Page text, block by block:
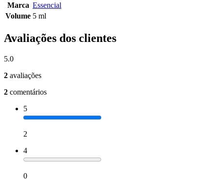
Marca Essencial
Volume 5 ml
Avaliações dos clientes
5.0
2 avaliações
2 comentários
5
2
4
0